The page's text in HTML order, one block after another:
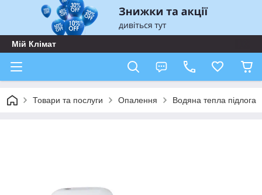
Мій Клімат
Товари та послуги Опалення Водяна тепла підлога